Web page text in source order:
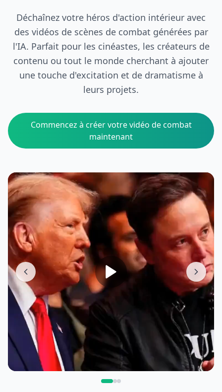
Déchaînez votre héros d'action intérieur avec
des vidéos de scènes de combat générées par
l'IA. Parfait pour les cinéastes, les créateurs de
contenu ou tout le monde cherchant à ajouter
une touche d'excitation et de dramatisme à
leurs projets.
Commencez à créer votre vidéo de combat
maintenant